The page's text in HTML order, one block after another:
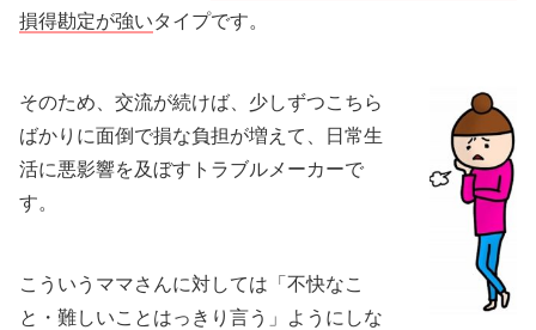
損得勘定が強いタイプです。
そのため、交流が続けば、少しずつこちら
ばかりに面倒で損な負担が増えて、日常生
活に悪影響を及ぼすトラブルメーカーで
す。
こういうママさんに対しては「不快なこ
と・難しいことはっきり言う」ようにしな